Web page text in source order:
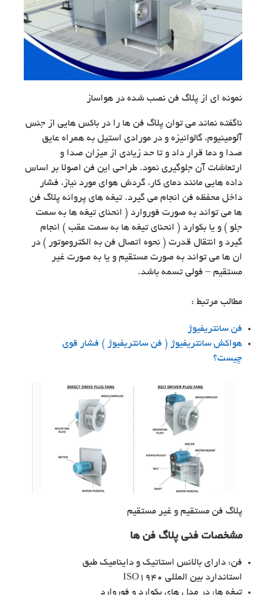
نمونه ای از پلاگ فن نصب شده در هواساز
ناگفته نماند می توان پلاگ فن ها را در باکس هایی از جنس
آلومینیوم، گالوانیزه و در مورادی استیل به همراه عایق
صدا و دما قرار داد و تا حد زیادی از میزان صدا و
ارتعاشات آن جلوگیری نمود. طراحی این فن اصولا بر اساس
داده هایی مانند دمای کار، گردش هوای مورد نیاز، فشار
داخل محفظه فن انجام می گیرد. تیغه های پروانه پلاگ فن
ها می تواند به صورت فوروارد ( انحنای تیغه ها به سمت
جلو ) و یا بکوارد ( انحنای تیغه ها به سمت عقب ) انجام
گیرد و انتقال قدرت ( نحوه اتصال فن به الکتروموتور ) در
ان ها می تواند به صورت مستقیم و یا به صورت غیر
مستقیم – فولی تسمه باشد.
مطالب مرتبط :
فن سانتریفیوژ
هواکش سانتریفیوژ ( فن سانتریفیوژ ) فشار قوی
چیست؟
پلاگ فن مستقیم و غیر مستقیم
مشخصات فنی پلاگ فن ها
فن: دارای بالانس استاتیک و داینامیک طبق
استاندارد بین المللی ISO1940
تیغه ها: در مدل های بکوارد و فوروارد